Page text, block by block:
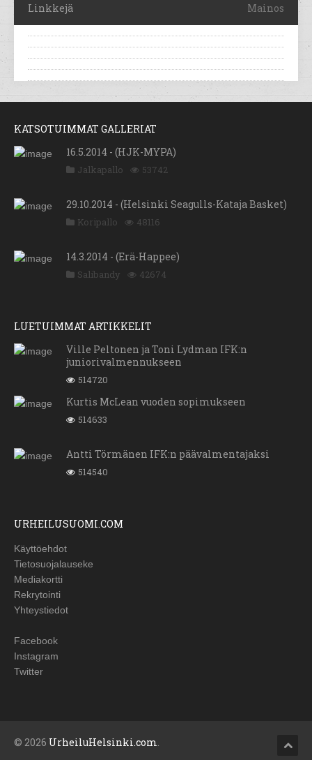
Linkkejä Mainos
KATSOTUIMMAT GALLERIAT
16.5.2014 - (HJK-MYPA)
Jalkapallo 53742
29.10.2014 - (Helsinki Seagulls-Kataja Basket)
Koripallo 48116
14.3.2014 - (Erä-Happee)
Salibandy 42674
LUETUIMMAT ARTIKKELIT
Ville Peltonen ja Toni Lydman IFK:n
juniorivalmennukseen
514720
Kurtis McLean vuoden sopimukseen
514633
Antti Törmänen IFK:n päävalmentajaksi
514540
URHEILUSUOMI.COM
Käyttöehdot
Tietosuojalauseke
Mediakortti
Rekrytointi
Yhteystiedot
Facebook
Instagram
Twitter
© 2026 UrheiluHelsinki.com.